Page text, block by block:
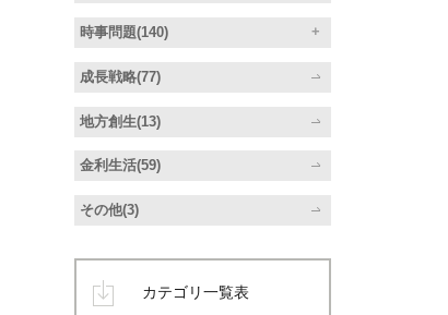
時事問題(140)
成長戦略(77)
地方創生(13)
金利生活(59)
その他(3)
カテゴリ一覧表